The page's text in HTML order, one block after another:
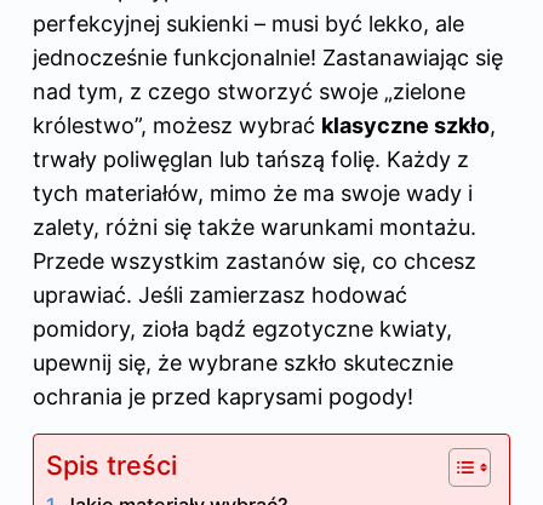
perfekcyjnej sukienki – musi być lekko, ale
jednocześnie funkcjonalnie! Zastanawiając się
nad tym, z czego stworzyć swoje „zielone
królestwo”, możesz wybrać klasyczne szkło,
trwały poliwęglan lub tańszą folię. Każdy z
tych materiałów, mimo że ma swoje wady i
zalety, różni się także warunkami montażu.
Przede wszystkim zastanów się, co chcesz
uprawiać. Jeśli zamierzasz hodować
pomidory, zioła bądź egzotyczne kwiaty,
upewnij się, że wybrane szkło skutecznie
ochrania je przed kaprysami pogody!
Spis treści